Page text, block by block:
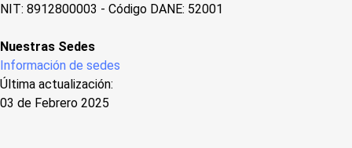
NIT: 8912800003 - Código DANE: 52001
Nuestras Sedes
Información de sedes
Última actualización:
03 de Febrero 2025